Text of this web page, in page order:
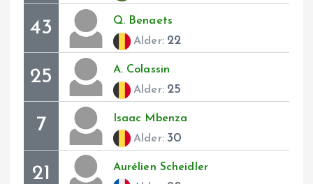
43 Q. Benaets
Alder: 22
25 A. Colassin
Alder: 25
7 Isaac Mbenza
Alder: 30
21 Aurélien Scheidler